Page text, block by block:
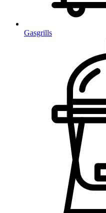
Gasgrills